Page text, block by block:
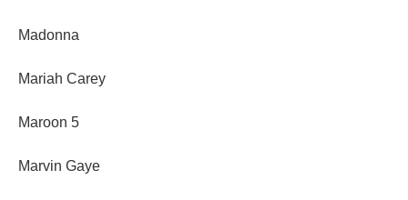
Madonna
Mariah Carey
Maroon 5
Marvin Gaye